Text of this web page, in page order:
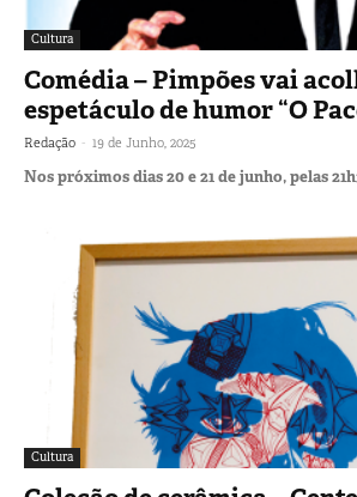
Cultura
Comédia – Pimpões vai
espetáculo de humor “O
Redação - 19 de Junho, 2025
Nos próximos dias 20 e 21 de junho, pelas
Cultura